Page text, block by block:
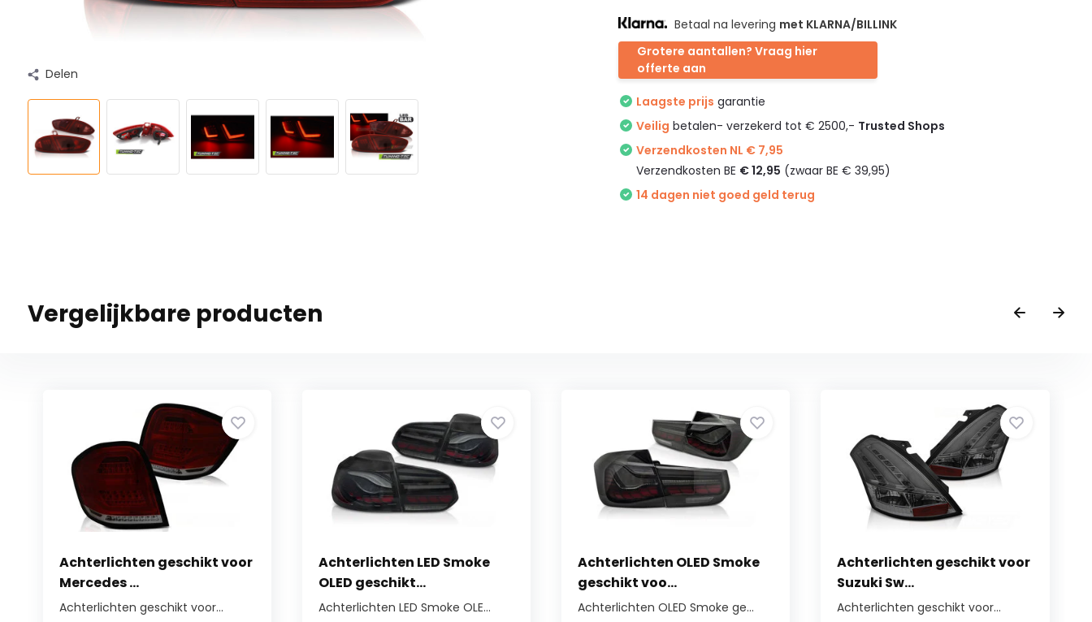
Delen
Betaal na levering met KLARNA/BILLINK
Grotere aantallen? Vraag hier
offerte aan
Laagste prijs garantie
Veilig betalen- verzekerd tot € 2500,- Trusted Shops
Verzendkosten NL € 7,95
Verzendkosten BE € 12,95 (zwaar BE € 39,95)
14 dagen niet goed geld terug
Vergelijkbare producten
Achterlichten geschikt voor
Mercedes ...
Achterlichten geschikt voor...
Achterlichten LED Smoke
OLED geschikt...
Achterlichten LED Smoke OLE...
Achterlichten OLED Smoke
geschikt voo...
Achterlichten OLED Smoke ge...
Achterlichten geschikt voor
Suzuki Sw...
Achterlichten geschikt voor...